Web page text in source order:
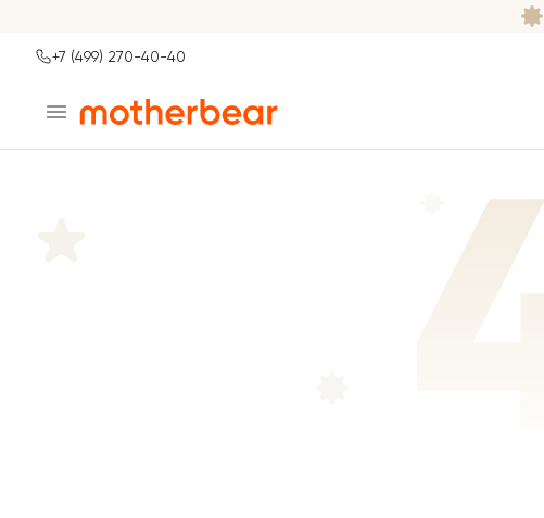
Ваш город
+7 (499) 270-40-40